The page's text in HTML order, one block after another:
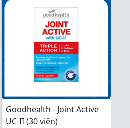
Goodhealth - Joint Active
UC-II (30 viên)